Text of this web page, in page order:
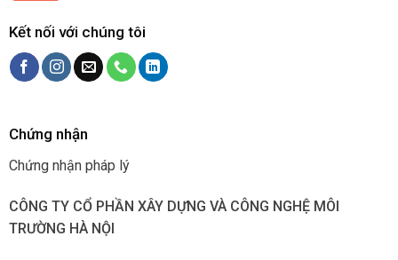
Kết nối với chúng tôi
Chứng nhận
Chứng nhận pháp lý
CÔNG TY CỔ PHẦN XÂY DỰNG VÀ CÔNG NGHỆ MÔI
TRƯỜNG HÀ NỘI